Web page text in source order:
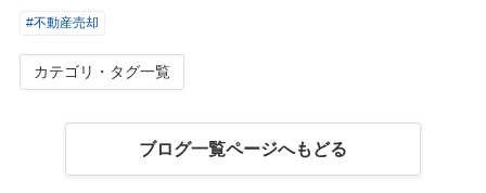
#不動産売却
カテゴリ・タグ一覧
ブログ一覧ページへもどる